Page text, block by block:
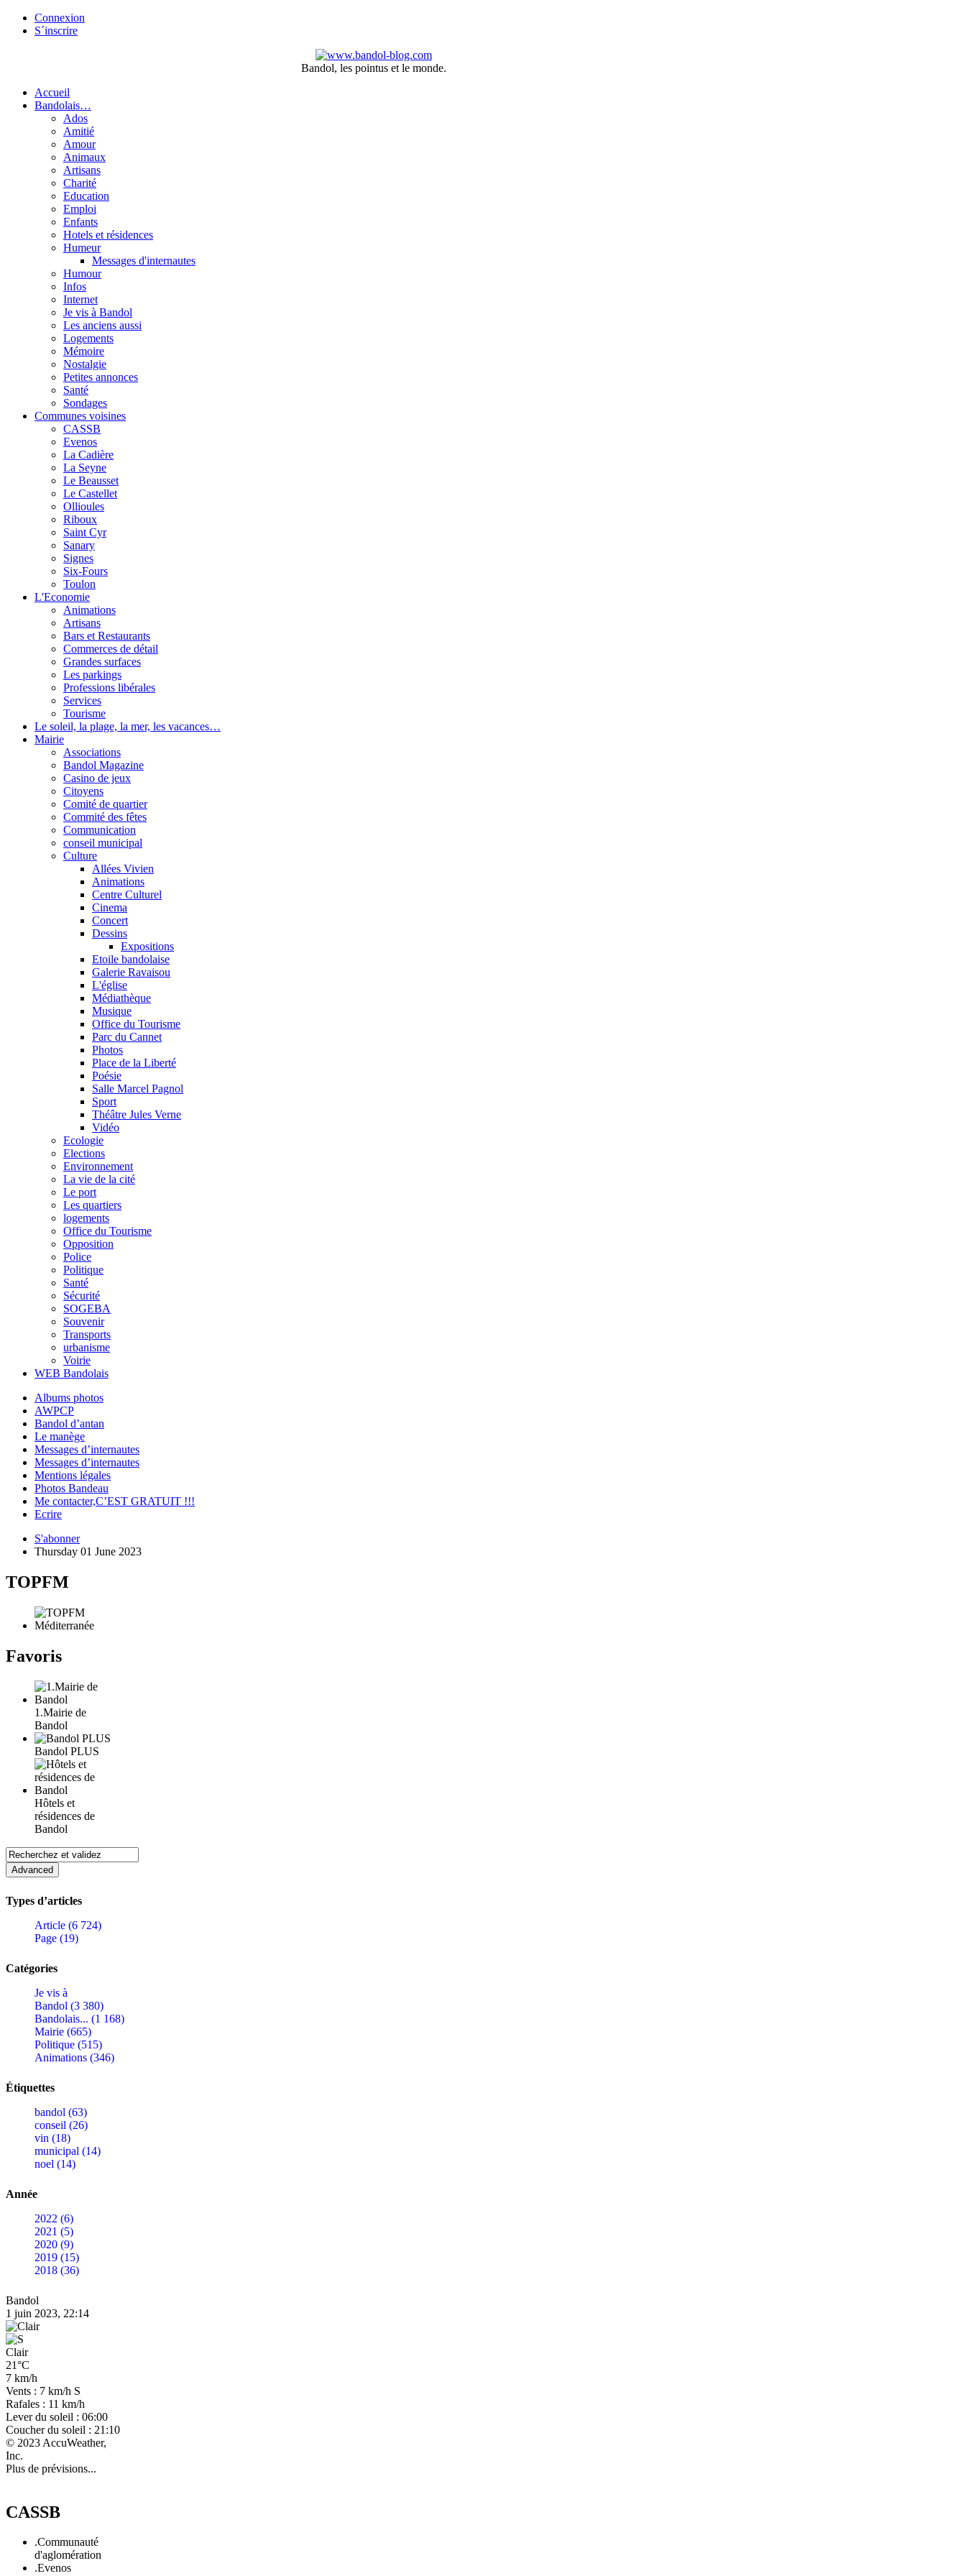
Connexion
S´inscrire
Bandol, les pointus et le monde.
Accueil
Bandolais…
Ados
Amitié
Amour
Animaux
Artisans
Charité
Education
Emploi
Enfants
Hotels et résidences
Humeur
Messages d'internautes
Humour
Infos
Internet
Je vis à Bandol
Les anciens aussi
Logements
Mémoire
Nostalgie
Petites annonces
Santé
Sondages
Communes voisines
CASSB
Evenos
La Cadière
La Seyne
Le Beausset
Le Castellet
Ollioules
Riboux
Saint Cyr
Sanary
Signes
Six-Fours
Toulon
L'Economie
Animations
Artisans
Bars et Restaurants
Commerces de détail
Grandes surfaces
Les parkings
Professions libérales
Services
Tourisme
Le soleil, la plage, la mer, les vacances…
Mairie
Associations
Bandol Magazine
Casino de jeux
Citoyens
Comité de quartier
Commité des fêtes
Communication
conseil municipal
Culture
Allées Vivien
Animations
Centre Culturel
Cinema
Concert
Dessins
Expositions
Etoile bandolaise
Galerie Ravaisou
L'église
Médiathèque
Musique
Office du Tourisme
Parc du Cannet
Photos
Place de la Liberté
Poésie
Salle Marcel Pagnol
Sport
Théâtre Jules Verne
Vidéo
Ecologie
Elections
Environnement
La vie de la cité
Le port
Les quartiers
logements
Office du Tourisme
Opposition
Police
Politique
Santé
Sécurité
SOGEBA
Souvenir
Transports
urbanisme
Voirie
WEB Bandolais
Albums photos
AWPCP
Bandol d’antan
Le manège
Messages d’internautes
Messages d’internautes
Mentions légales
Photos Bandeau
Me contacter,C’EST GRATUIT !!!
Ecrire
S'abonner
Thursday 01 June 2023
TOPFM
Favoris
1.Mairie de
Bandol
Bandol PLUS
Hôtels et
résidences de
Bandol
Types d’articles
Article (6 724)
Page (19)
Catégories
Je vis à
Bandol (3 380)
Bandolais... (1 168)
Mairie (665)
Politique (515)
Animations (346)
Étiquettes
bandol (63)
conseil (26)
vin (18)
municipal (14)
noel (14)
Année
2022 (6)
2021 (5)
2020 (9)
2019 (15)
2018 (36)
Bandol
1 juin 2023, 22:14
Clair
21°C
7 km/h
Vents : 7 km/h S
Rafales : 11 km/h
Lever du soleil : 06:00
Coucher du soleil : 21:10
© 2023 AccuWeather,
Inc.
Plus de prévisions...
CASSB
.Communauté
d'aglomération
.Evenos